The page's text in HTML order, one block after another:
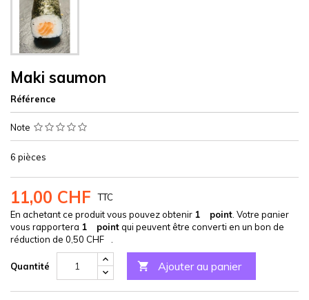
Maki saumon
Référence
Note
6 pièces
11,00 CHF
TTC
En achetant ce produit vous pouvez obtenir 1 point . Votre panier
vous rapportera 1 pointqui peuvent être converti en un bon de
réduction de 0,50 CHF
Quantité  Ajouter au panier